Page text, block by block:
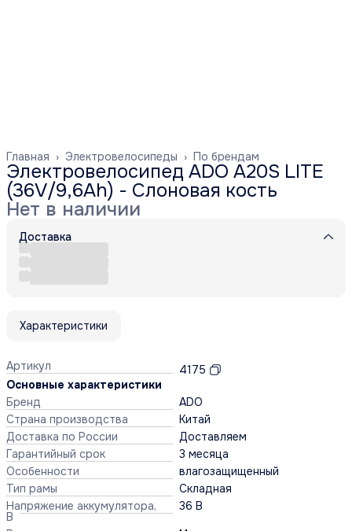
По брендам
Электровелосипеды ›
Главная ›
Электровелосипед ADO A20S LITE
(36V/9,6Ah) - Слоновая кость
Нет в наличии
Доставка
Характеристики
Артикул
4175
Основные характеристики
Бренд
ADO
Страна производства
Китай
Доставка по России
Доставляем
Гарантийный срок
3 месяца
Особенности
влагозащищенный
Тип рамы
Складная
Напряжение аккумулятора,
В
36 В